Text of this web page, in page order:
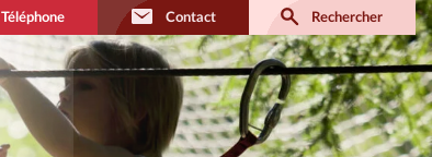
Téléphone Contact Rechercher